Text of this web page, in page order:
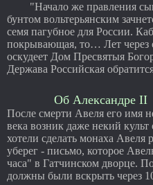
"Начало же правления
бунтом вольтерьянским
семя пагубное для России.
покрывающая, то… Лет через
оскудеет Дом Пресвятыя
Держава Российская
Об Александре II
После смерти Авеля его имя
века возник даже некий
хотели сделать монаха Авеля
уберег - письмо, которое
часа" в Гатчинском дворце.
должны были вскрыть через